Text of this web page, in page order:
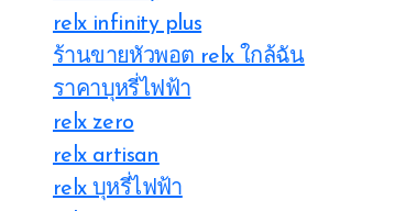
relx infinity plus
ร้านขายหัวพอต relx ใกล้ฉัน
ราคาบุหรี่ไฟฟ้า
relx zero
relx artisan
relx บุหรี่ไฟฟ้า